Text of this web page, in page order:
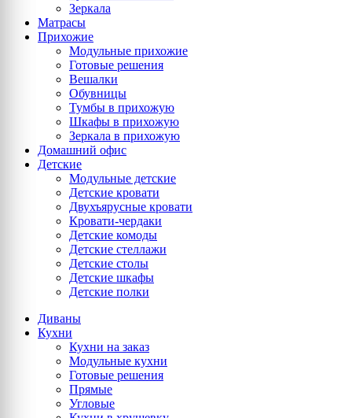
Зеркала
Матрасы
Прихожие
Модульные прихожие
Готовые решения
Вешалки
Обувницы
Тумбы в прихожую
Шкафы в прихожую
Зеркала в прихожую
Домашний офис
Детские
Модульные детские
Детские кровати
Двухъярусные кровати
Кровати-чердаки
Детские комоды
Детские стеллажи
Детские столы
Детские шкафы
Детские полки
Диваны
Кухни
Кухни на заказ
Модульные кухни
Готовые решения
Прямые
Угловые